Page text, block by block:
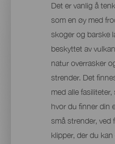
Det er vanlig å
som en øy med
skoger og barske
beskyttet av
natur overrasker
strender. Det
med alle
hvor du finner din
små strender, ved
klipper, der du